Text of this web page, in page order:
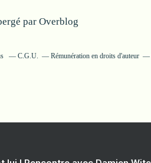
par Overblog
C.G.U. Rémunération en droits d'auteur